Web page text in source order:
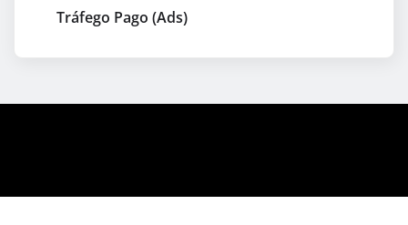
Tráfego Pago (Ads)